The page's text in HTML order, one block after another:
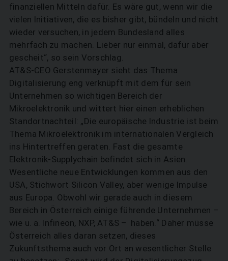
finanziellen Mitteln dafür. Es wäre gut, wenn wir die
vielen Initiativen, die es bisher gibt, bündeln und nicht
wieder versuchen, in jedem Bundesland alles
mehrfach zu machen. Lieber nur einmal, dafür aber
gescheit“, so sein Vorschlag.
AT&S-CEO Gerstenmayer sieht das Thema
Digitalisierung eng verknüpft mit dem für sein
Unternehmen so wichtigen Bereich der
Mikroelektronik und wittert hier einen erheblichen
Standortnachteil: „Die europäische Industrie ist beim
Thema Mikroelektronik im internationalen Vergleich
ins Hintertreffen geraten. Fast die gesamte
Elektronik-Supplychain befindet sich in Asien.
Wesentliche neue Entwicklungen kommen aus den
USA, Stichwort Silicon Valley, aber wenige Impulse
aus Europa. Obwohl wir gerade auch in diesem
Bereich in Österreich einige führende Unternehmen –
wie u. a. Infineon, NXP, AT&S – haben.“ Daher müsse
Österreich alles daran setzen, dieses
Zukunftsthema auch vor Ort an wesentlicher Stelle